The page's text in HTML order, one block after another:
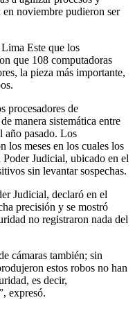
noviembre pudieron ser
Este que los
que 108 computadoras
la pieza más importante,
procesadores de
manera sistemática entre
año pasado. Los
los meses en los cuales los
Judicial, ubicado en el
sin levantar sospechas.
Judicial, declaró en el
precisión y se mostró
no registraron nada del
cámaras también; sin
estos robos no han
es decir,
expresó.